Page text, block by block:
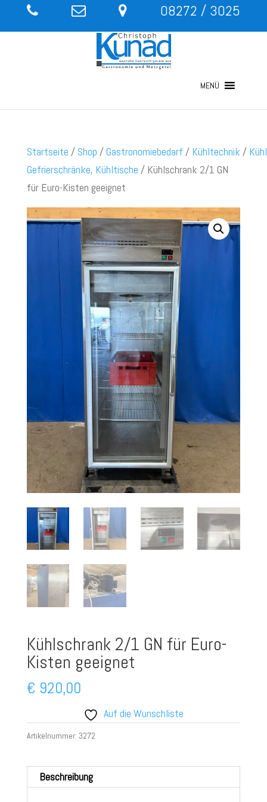
08272 / 3025
MENÜ
Startseite / Shop /Gastronomiebedarf / Kühltechnik /
Gefrierschränke, Kühltische / Kühlschrank 2/1 GN
für Euro-Kisten geeignet
Kühlschrank 2/1 GN für Euro-
Kisten geeignet
€ 920,00
Auf die Wunschliste
Artikelnummer: 3272
Beschreibung